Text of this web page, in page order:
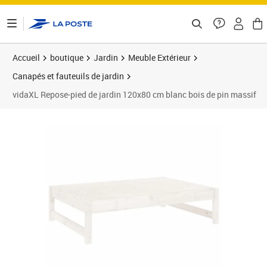
Accueil boutique Jardin
Meuble Extérieur
Canapés et fauteuils de jardin
vidaXL Repose-pied de jardin 120x80 cm blanc bois de pin massif